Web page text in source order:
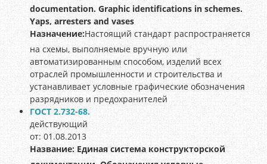
documentation. Graphic identifications in schemes.
Yaps, arresters and vases
Назначение:Настоящий стандарт распространяется
на схемы, выполняемые вручную или
автоматизированным способом, изделий всех
отраслей промышленности и строительства и
устанавливает условные графические обозначения
разрядников и предохранителей
ГОСТ 2.732-68.
действующий
от: 01.08.2013
Название: Единая система конструкторской